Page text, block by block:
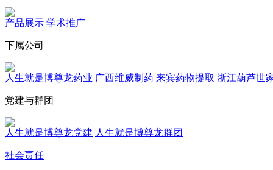
产品展示 学术推广
下属公司
人生就是博尊龙药业 广西维威制药 来宾药物提取 浙江葫芦世
党建与群团
人生就是博尊龙党建 人生就是博尊龙群团
社会责任